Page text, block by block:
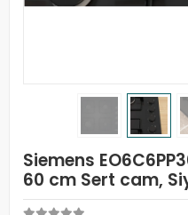
Siemens
60 cm Sert cam,